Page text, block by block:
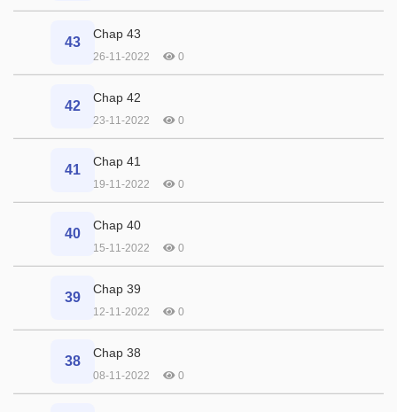
43
Chap 43
26-11-2022 0
42
Chap 42
23-11-2022 0
41
Chap 41
19-11-2022 0
40
Chap 40
15-11-2022 0
39
Chap 39
12-11-2022 0
38
Chap 38
08-11-2022 0